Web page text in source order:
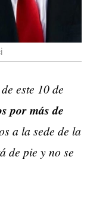
este 10 de
por más de
a la sede de la
de pie y no se